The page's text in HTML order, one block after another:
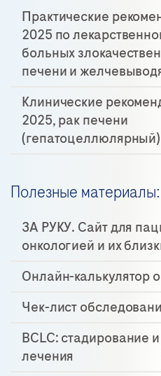
Практические
2025 по
больных
печени и
Клинические
2025, рак печени
(гепатоцеллюлярный)
Полезные материалы:
ЗА РУКУ. Сайт для
онкологией и их
Онлайн-калькулятор
Чек-лист
BCLC: стадирование
лечения